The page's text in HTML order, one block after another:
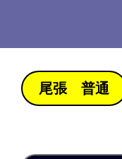
尾張 普通